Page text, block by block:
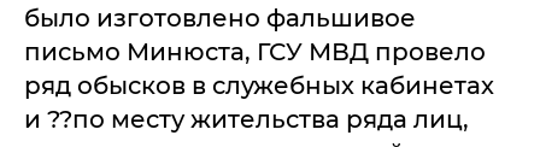
было изготовлено фальшивое
письмо Минюста, ГСУ МВД провело
ряд обысков в служебных кабинетах
и ??по месту жительства ряда лиц,